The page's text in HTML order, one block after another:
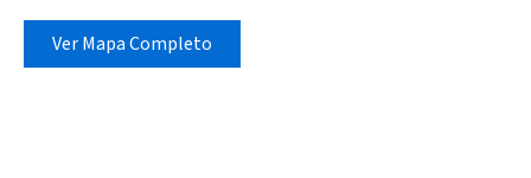
Ver Mapa Completo